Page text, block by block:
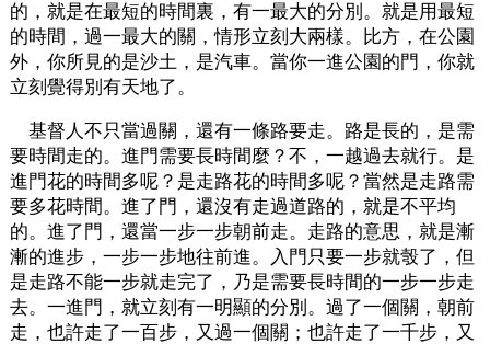
的，就是在最短的時間裏，有一最大的分別。就是用最短
的時間，過一最大的關，情形立刻大兩樣。比方，在公園
外，你所見的是沙土，是汽車。當你一進公園的門，你就
立刻覺得別有天地了。
基督人不只當過關，還有一條路要走。路是長的，是需
要時間走的。進門需要長時間麼？不，一越過去就行。是
進門花的時間多呢？是走路花的時間多呢？當然是走路需
要多花時間。進了門，還沒有走過道路的，就是不平均
的。進了門，還當一步一步朝前走。走路的意思，就是漸
漸的進步，一步一步地往前進。入門只要一步就彀了，但
是走路不能一步就走完了，乃是需要長時間的一步一步走
去。一進門，就立刻有一明顯的分別。過了一個關，朝前
走，也許走了一百步，又過一個關；也許走了一千步，又